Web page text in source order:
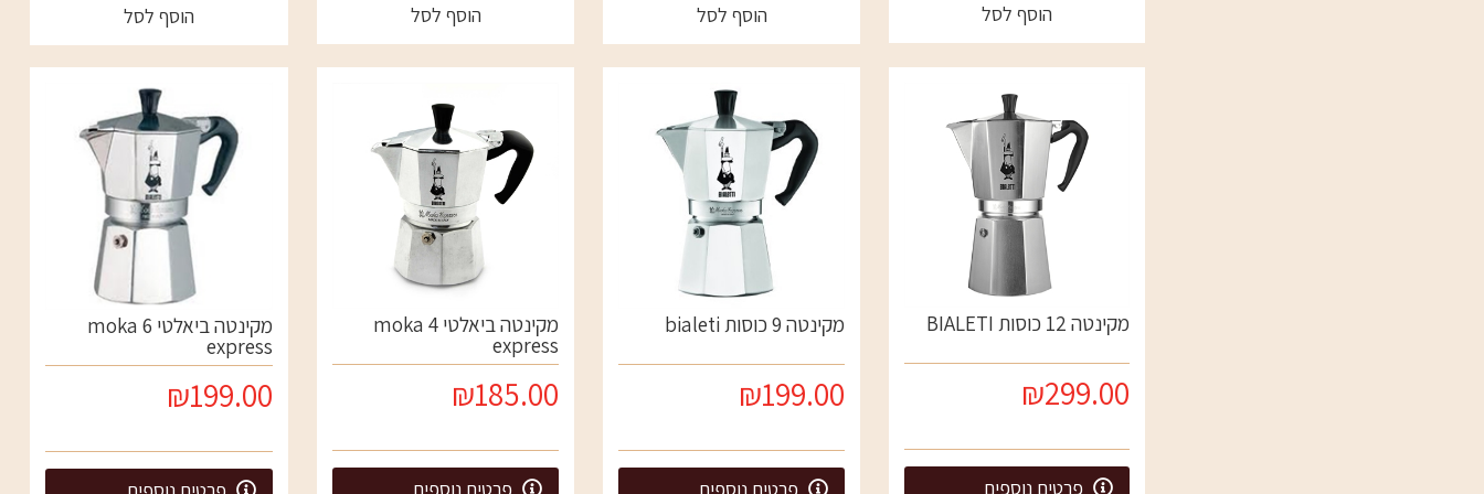
הוסף לסל הוסף לסל הוסף לסל הוסף לסל
מקינטה 12 כוסות BIALETI
₪299.00
פרטים נוספים
מקינטה 9 כוסות bialeti
₪199.00
מקינטה ביאלטי 4 moka
express
₪185.00
מקינטה ביאלטי 6 moka
express
₪199.00